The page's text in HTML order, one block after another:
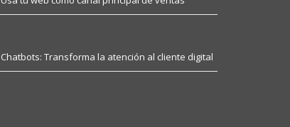
Chatbots: Transforma la atención al cliente digital